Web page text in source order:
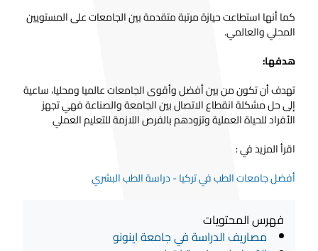
كما أنها استطاعت حيازة مرتبة متقدمة بين الجامعات على المستويين
المحلي والعالمي.
هدفها:
تهدف أن تكون من بين أفضل وأقوى الجامعات عالميا ومحليا، ساعية
إلى حل مشكلة انقطاع الاتصال بين الجامعة والصناعة فهي تجهز
الأفراد للحياة العملية وتزودهم بالفرص اللازمة للتعليم العملي
اقرأ المزيد في :
أفضل جامعات الطب في تركيا - دراسة الطب البشري
فهرس المحتويات
مصاريف الدراسة في جامعة اينونو